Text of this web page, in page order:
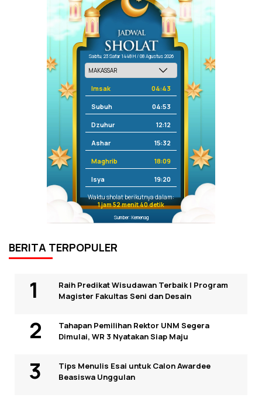
Sabtu, 23 Safar 1448 H / 08 Agustus 2026
Imsak 04:43
Subuh 04:53
Dzuhur 12:12
Ashar 15:32
Maghrib 18:09
Isya 19:20
Waktu sholat berikutnya dalam:
1 jam 52 menit 40 detik
Sumber: Kemenag
BERITA TERPOPULER
Raih Predikat Wisudawan Terbaik I Program
Magister Fakultas Seni dan Desain
Tahapan Pemilihan Rektor UNM Segera
Dimulai, WR 3 Nyatakan Siap Maju
Tips Menulis Esai untuk Calon Awardee
Beasiswa Unggulan